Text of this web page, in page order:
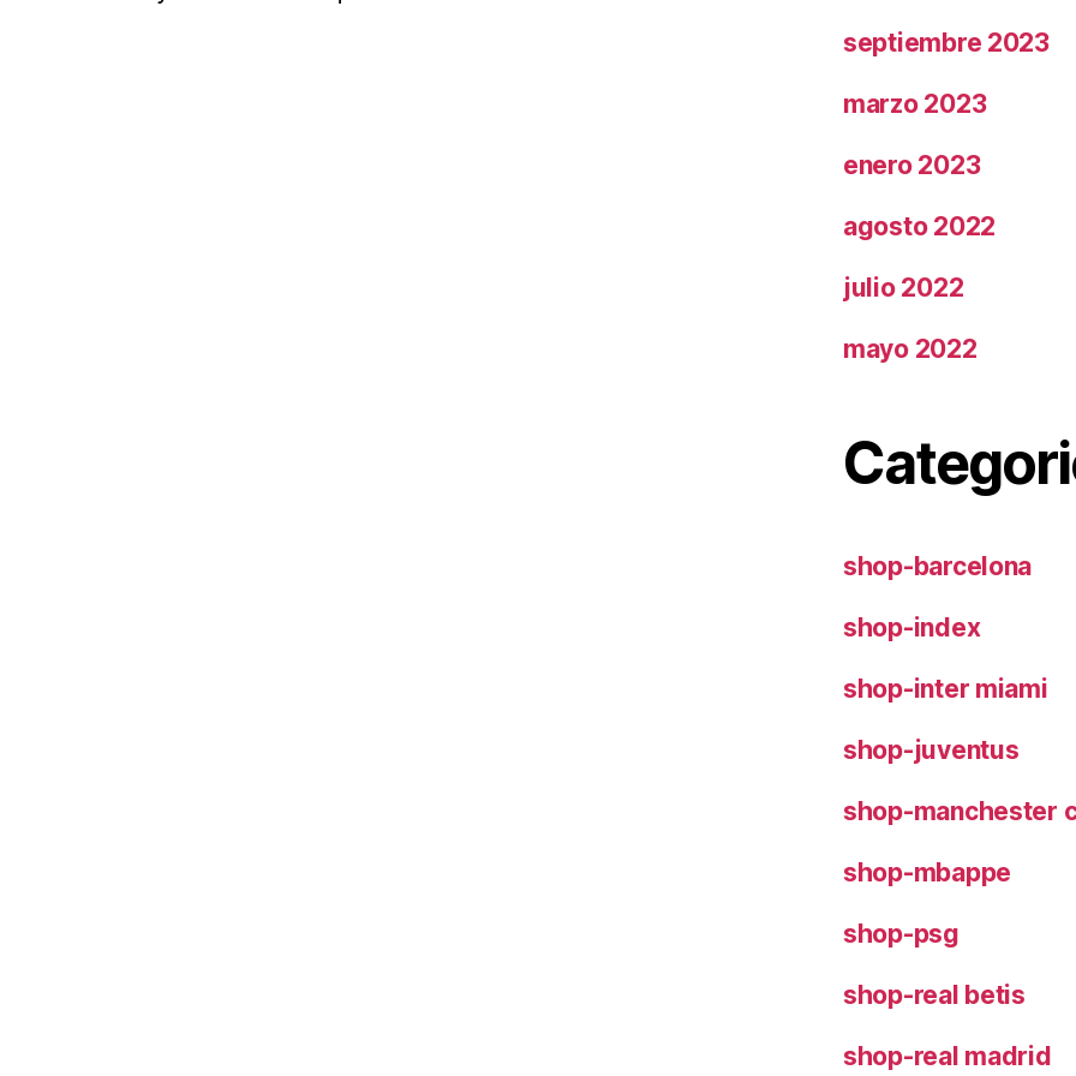
septiembre 2023
marzo 2023
enero 2023
agosto 2022
julio 2022
mayo 2022
shop-barcelona
shop-index
shop-inter miami
shop-juventus
shop-manchester
shop-mbappe
shop-psg
shop-real betis
shop-real madrid